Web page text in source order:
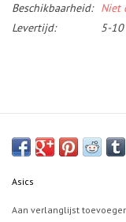
Beschikbaarheid:
Niet
Levertijd:
5-10
Asics
Aan verlanglijst